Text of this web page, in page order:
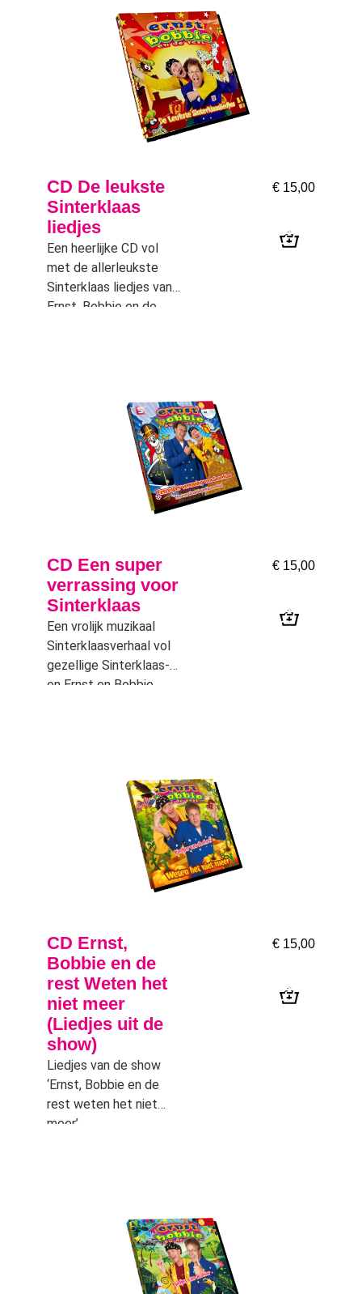
CD De leukste
Sinterklaas
liedjes
Een heerlijke CD vol
met de allerleukste
Sinterklaas liedjes van
Ernst, Bobbie en de
€ 15,00
CD Een super
verrassing voor
Sinterklaas
Een vrolijk muzikaal
Sinterklaasverhaal vol
gezellige Sinterklaas-
en Ernst en Bobbie
mag het nog niet zien.
€ 15,00
CD Ernst,
Bobbie en de
rest Weten het
niet meer
(Liedjes uit de
show)
Liedjes van de show
‘Ernst, Bobbie en de
rest weten het niet
meer’
€ 15,00